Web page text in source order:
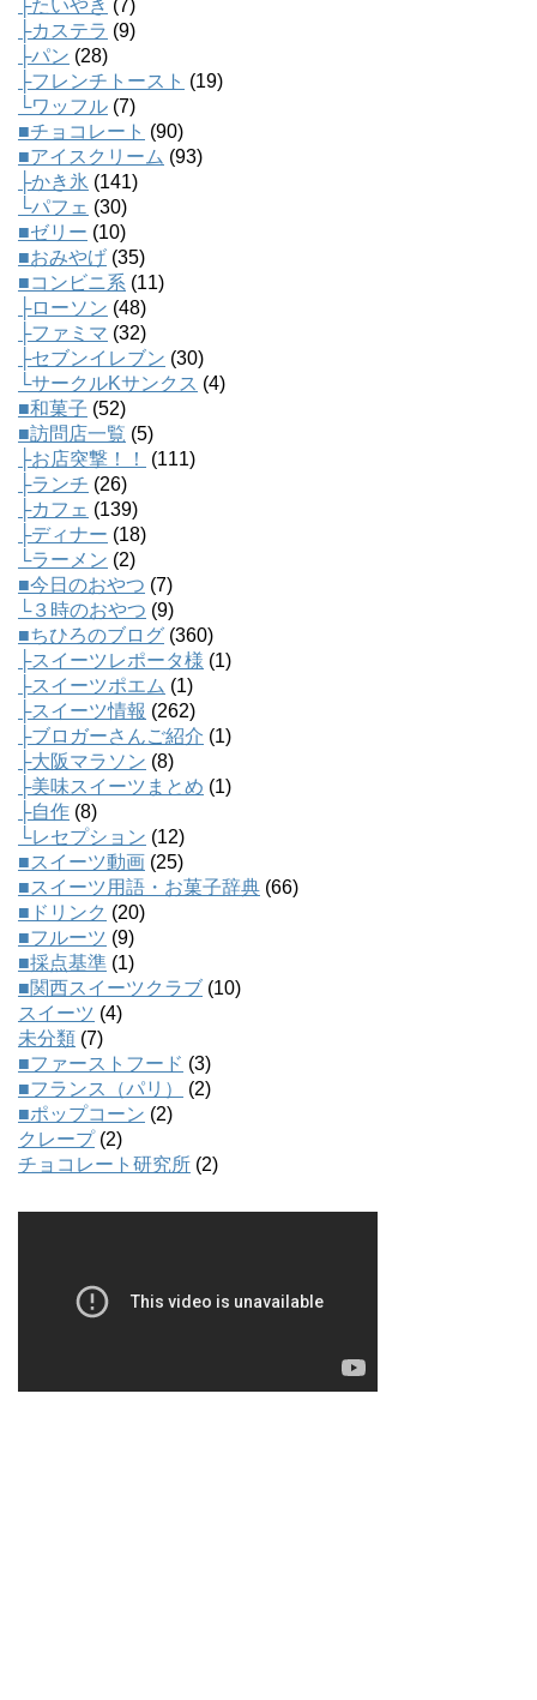
├たいやき (7)
├カステラ (9)
├パン (28)
├フレンチトースト (19)
└ワッフル (7)
■チョコレート (90)
■アイスクリーム (93)
├かき氷 (141)
└パフェ (30)
■ゼリー (10)
■おみやげ (35)
■コンビニ系 (11)
├ローソン (48)
├ファミマ (32)
├セブンイレブン (30)
└サークルKサンクス (4)
■和菓子 (52)
■訪問店一覧 (5)
├お店突撃！！
(111)
├ランチ (26)
├カフェ (139)
├ディナー (18)
└ラーメン (2)
■今日のおやつ (7)
└３時のおやつ (9)
■ちひろのブログ (360)
├スイーツレポータ様 (1)
├スイーツポエム (1)
├スイーツ情報 (262)
├ブロガーさんご紹介 (1)
├大阪マラソン (8)
├美味スイーツまとめ (1)
├自作 (8)
└レセプション (12)
■スイーツ動画 (25)
■スイーツ用語・お菓子辞典 (66)
■ドリンク (20)
■フルーツ (9)
■採点基準 (1)
■関西スイーツクラブ (10)
スイーツ (4)
未分類 (7)
■ファーストフード (3)
■フランス（パリ）
(2)
■ポップコーン (2)
クレープ(2)
チョコレート研究所 (2)